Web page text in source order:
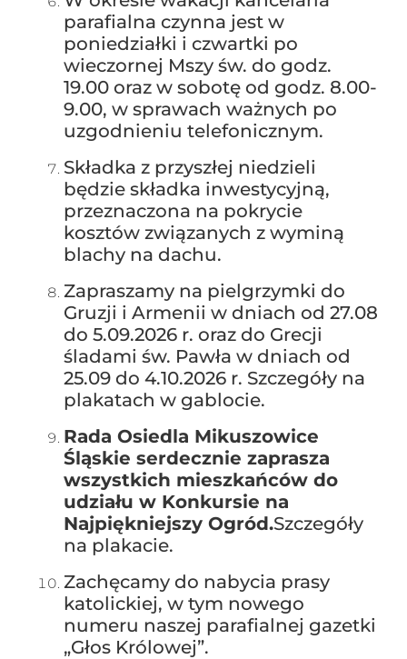
parafialna czynna jest w
poniedziałki i czwartki po
wieczornej Mszy św. do godz.
19.00 oraz w sobotę od godz. 8.00-
9.00, w sprawach ważnych po
uzgodnieniu telefonicznym.
Składka z przyszłej niedzieli
będzie składka inwestycyjną,
przeznaczona na pokrycie
kosztów związanych z wyminą
blachy na dachu.
Zapraszamy na pielgrzymki do
Gruzji i Armenii w dniach od 27.08
do 5.09.2026 r. oraz do Grecji
śladami św. Pawła w dniach od
25.09 do 4.10.2026 r. Szczegóły na
plakatach w gablocie.
Rada Osiedla Mikuszowice
Śląskie serdecznie zaprasza
wszystkich mieszkańców do
udziału w Konkursie na
Najpiękniejszy Ogród.Szczegóły
na plakacie.
Zachęcamy do nabycia prasy
katolickiej, w tym nowego
numeru naszej parafialnej gazetki
„Głos Królowej”.